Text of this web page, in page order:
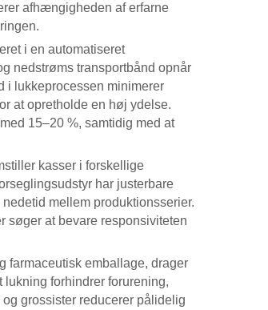
afhængigheden af erfarne
i en automatiseret
nedstrøms transportbånd opnår
i lukkeprocessen minimerer
at opretholde en høj ydelse.
15–20 %, samtidig med at
kasser i forskellige
har justerbare
mellem produktionsserier.
søger at bevare responsiviteten
farmaceutisk emballage, drager
lukning forhindrer forurening,
grossister reducerer pålidelig